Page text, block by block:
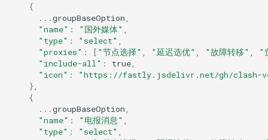
{
...groupBaseOption,
"name" : "国外媒体" ,
"type" : "select" ,
"proxies" : [ "节点选择" , "延迟选优" , "故障转移" ,
"
"include-all" : true,
"icon" :
"https://fastly.jsdelivr.net/gh/clash-
},
{
...groupBaseOption,
"name" : "电报消息" ,
"type" : "select" ,